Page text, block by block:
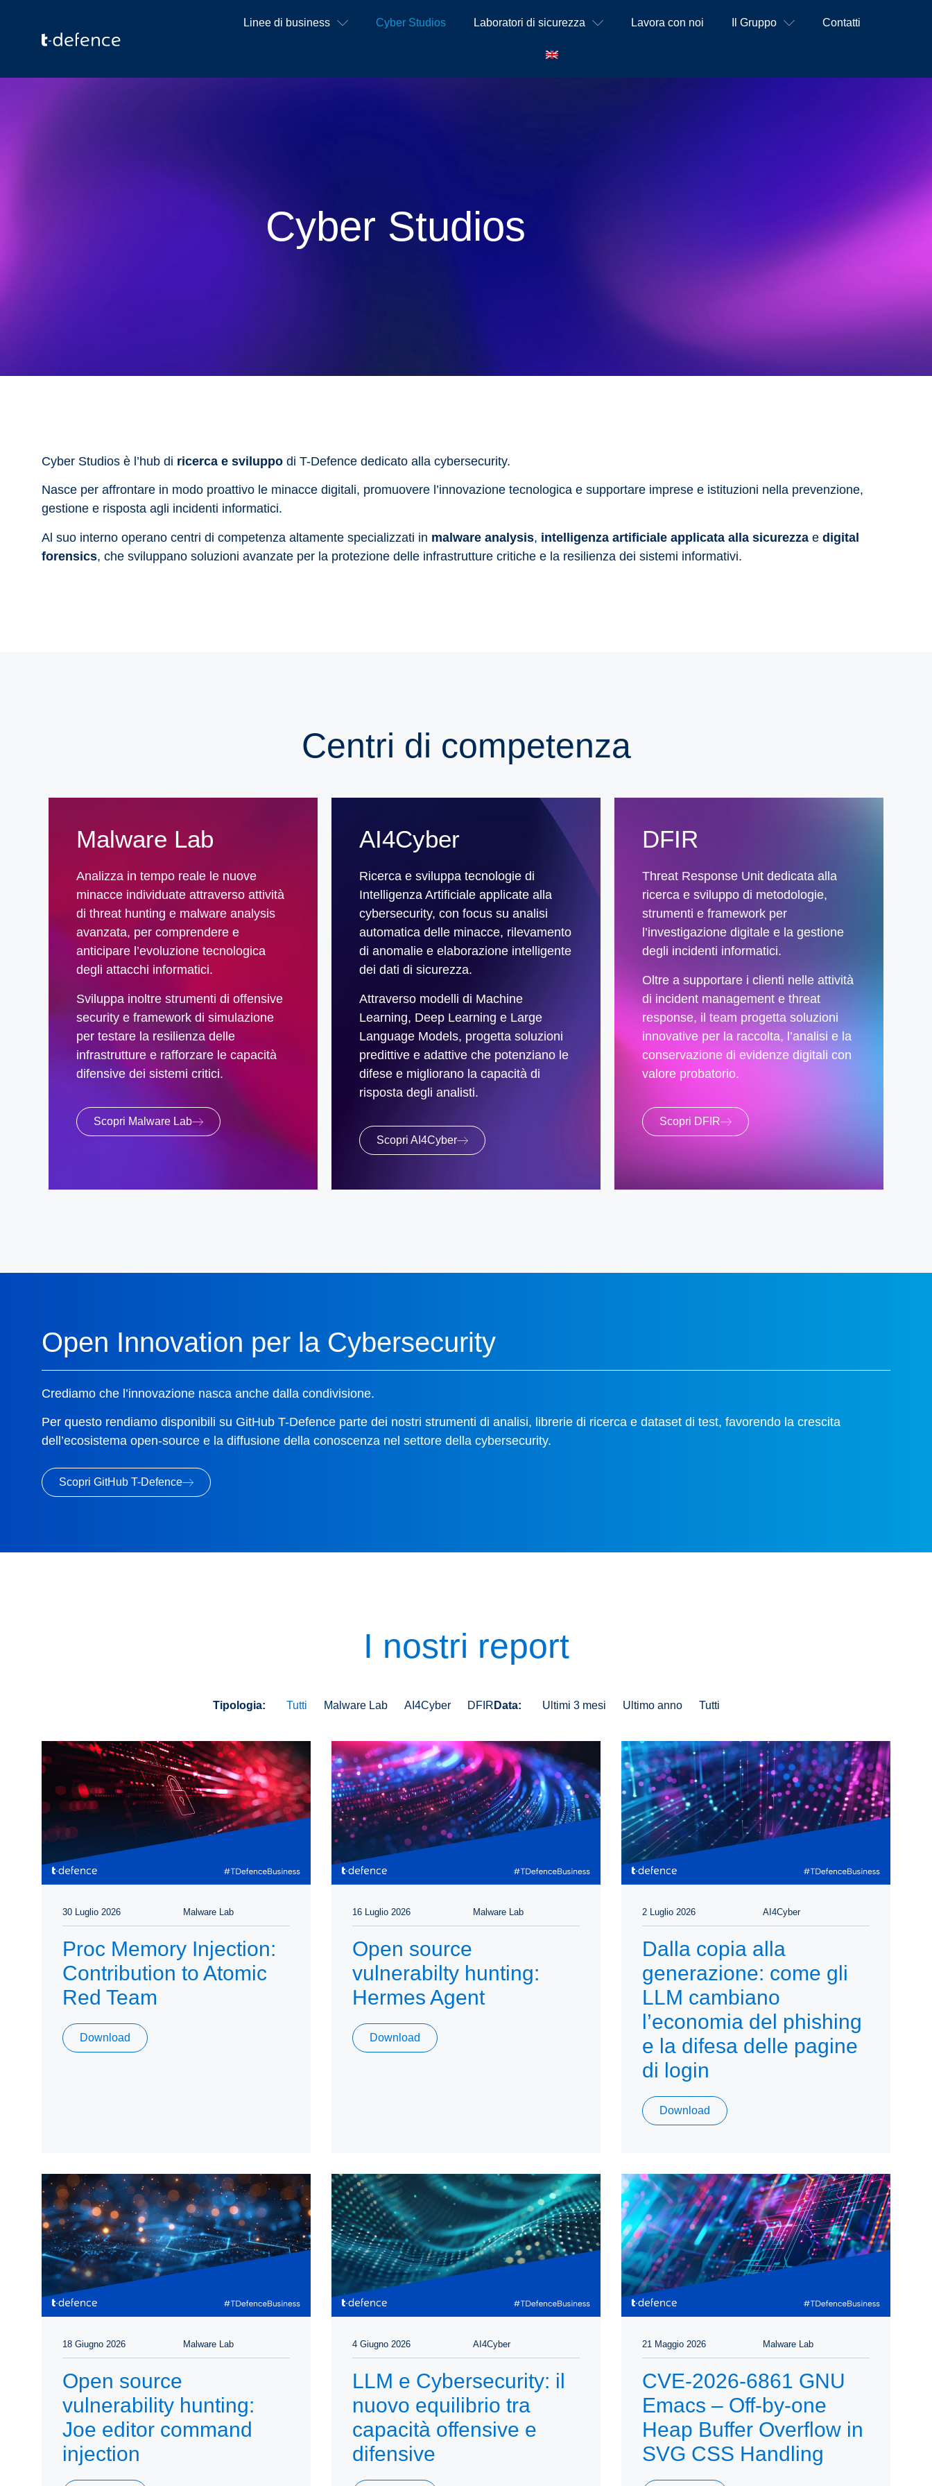
Linee di business Cyber Studios Laboratori di sicurezza Lavora con noi Il Gruppo Contatti
Cyber Studios
Cyber Studios è l’hub di ricerca e sviluppo di T-Defence dedicato alla cybersecurity.
Nasce per affrontare in modo proattivo le minacce digitali, promuovere l’innovazione tecnologica e supportare imprese e istituzioni nella prevenzione,
gestione e risposta agli incidenti informatici.
Al suo interno operano centri di competenza altamente specializzati in malware analysis, intelligenza artificiale applicata alla sicurezza e digital
forensics, che sviluppano soluzioni avanzate per la protezione delle infrastrutture critiche e la resilienza dei sistemi informativi.
Centri di competenza
Malware Lab
Analizza in tempo reale le nuove
minacce individuate attraverso attività
di threat hunting e malware analysis
avanzata, per comprendere e
anticipare l’evoluzione tecnologica
degli attacchi informatici.
Sviluppa inoltre strumenti di offensive
security e framework di simulazione
per testare la resilienza delle
infrastrutture e rafforzare le capacità
difensive dei sistemi critici.
Scopri Malware Lab
AI4Cyber
Ricerca e sviluppa tecnologie di
Intelligenza Artificiale applicate alla
cybersecurity, con focus su analisi
automatica delle minacce, rilevamento
di anomalie e elaborazione intelligente
dei dati di sicurezza.
Attraverso modelli di Machine
Learning, Deep Learning e Large
Language Models, progetta soluzioni
predittive e adattive che potenziano le
difese e migliorano la capacità di
risposta degli analisti.
Scopri AI4Cyber
DFIR
Threat Response Unit dedicata alla
ricerca e sviluppo di metodologie,
strumenti e framework per
l’investigazione digitale e la gestione
degli incidenti informatici.
Oltre a supportare i clienti nelle attività
di incident management e threat
response, il team progetta soluzioni
innovative per la raccolta, l’analisi e la
conservazione di evidenze digitali con
valore probatorio.
Scopri DFIR
Open Innovation per la Cybersecurity
Crediamo che l’innovazione nasca anche dalla condivisione.
Per questo rendiamo disponibili su GitHub T-Defence parte dei nostri strumenti di analisi, librerie di ricerca e dataset di test, favorendo la crescita
dell’ecosistema open-source e la diffusione della conoscenza nel settore della cybersecurity.
Scopri GitHub T-Defence
I nostri report
Tipologia: Tutti Malware Lab AI4Cyber DFIR Data: Ultimi 3 mesi Ultimo anno Tutti
30 Luglio 2026 Malware Lab
Proc Memory Injection:
Contribution to Atomic
Red Team
Download
16 Luglio 2026 Malware Lab
Open source
vulnerabilty hunting:
Hermes Agent
Download
2 Luglio 2026 AI4Cyber
Dalla copia alla
generazione: come gli
LLM cambiano
l’economia del phishing
e la difesa delle pagine
di login
Download
18 Giugno 2026 Malware Lab
Open source
vulnerability hunting:
Joe editor command
injection
4 Giugno 2026 AI4Cyber
LLM e Cybersecurity: il
nuovo equilibrio tra
capacità offensive e
difensive
21 Maggio 2026 Malware Lab
CVE-2026-6861 GNU
Emacs – Off-by-one
Heap Buffer Overflow in
SVG CSS Handling